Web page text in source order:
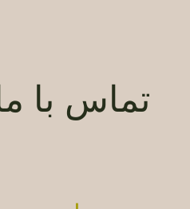
تماس با